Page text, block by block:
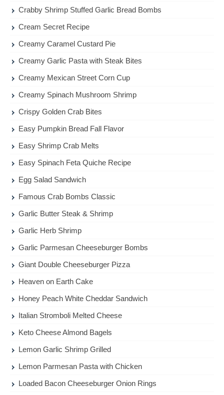
Crabby Shrimp Stuffed Garlic Bread Bombs
Cream Secret Recipe
Creamy Caramel Custard Pie
Creamy Garlic Pasta with Steak Bites
Creamy Mexican Street Corn Cup
Creamy Spinach Mushroom Shrimp
Crispy Golden Crab Bites
Easy Pumpkin Bread Fall Flavor
Easy Shrimp Crab Melts
Easy Spinach Feta Quiche Recipe
Egg Salad Sandwich
Famous Crab Bombs Classic
Garlic Butter Steak & Shrimp
Garlic Herb Shrimp
Garlic Parmesan Cheeseburger Bombs
Giant Double Cheeseburger Pizza
Heaven on Earth Cake
Honey Peach White Cheddar Sandwich
Italian Stromboli Melted Cheese
Keto Cheese Almond Bagels
Lemon Garlic Shrimp Grilled
Lemon Parmesan Pasta with Chicken
Loaded Bacon Cheeseburger Onion Rings